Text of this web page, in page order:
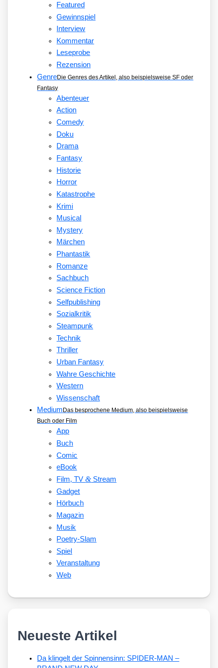
Featured
Gewinnspiel
Interview
Kommentar
Leseprobe
Rezension
GenreDie Genres des Artikel, also beispielsweise SF oder
Fantasy
Abenteuer
Action
Comedy
Doku
Drama
Fantasy
Historie
Horror
Katastrophe
Krimi
Musical
Mystery
Märchen
Phantastik
Romanze
Sachbuch
Science Fiction
Selfpublishing
Sozialkritik
Steampunk
Technik
Thriller
Urban Fantasy
Wahre Geschichte
Western
Wissenschaft
Medium Das besprochene Medium, also beispielsweise
Buch oder Film
App
Buch
Comic
eBook
Film, TV&Stream
Gadget
Hörbuch
Magazin
Musik
Poetry-Slam
Spiel
Veranstaltung
Web
Neueste Artikel
Da klingelt der Spinnensinn: SPIDER-MAN –